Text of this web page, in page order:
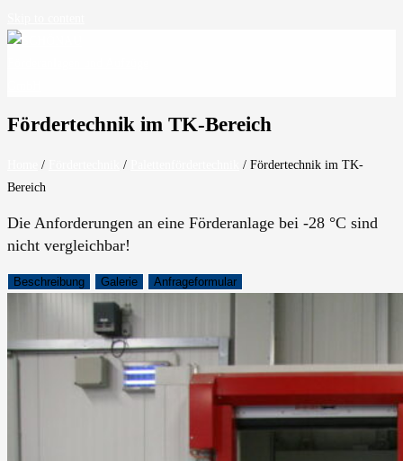
Fördertechnik im TK-Bereich
/ / / Fördertechnik im TK-
Bereich
Die Anforderungen an eine Förderanlage bei -28 °C sind
nicht vergleichbar!
Beschreibung Galerie Anfrageformular